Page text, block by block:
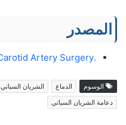
المصدر
.Carotid Artery Surgery
الوسوم الدماغ الشريان السباتي
دعامة الشريان السباتي